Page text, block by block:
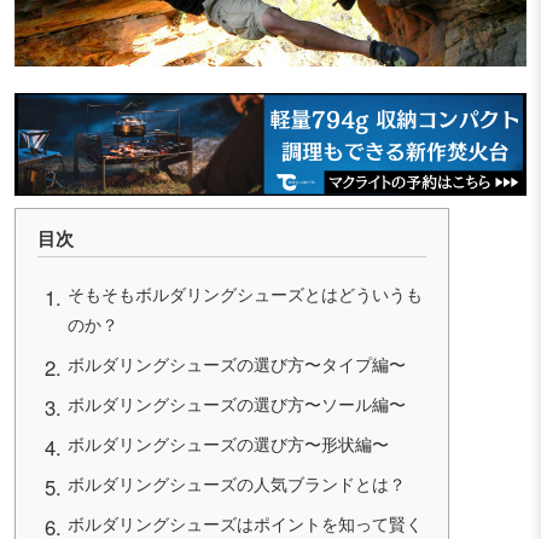
目次
そもそもボルダリングシューズとはどういうも
のか？
ボルダリングシューズの選び方〜タイプ編〜
ボルダリングシューズの選び方〜ソール編〜
ボルダリングシューズの選び方〜形状編〜
ボルダリングシューズの人気ブランドとは？
ボルダリングシューズはポイントを知って賢く